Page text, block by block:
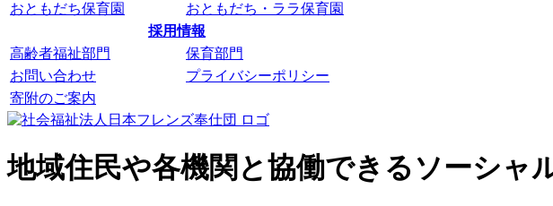
おともだち保育園
おともだち・ララ保育園
採用情報
高齢者福祉部門
保育部門
お問い合わせ
プライバシーポリシー
寄附のご案内
地域住民や各機関と協働できるソーシャ